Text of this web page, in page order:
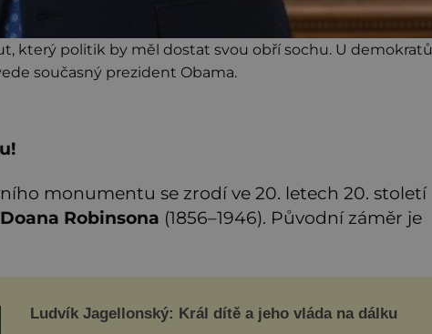
který politik by měl dostat svou obří sochu. U demokratů
současný prezident Obama.
monumentu se zrodí ve 20. letech 20. století
Doana Robinsona (1856–1946). Původní záměr je
Ludvík Jagellonský: Král dítě a jeho vláda na dálku